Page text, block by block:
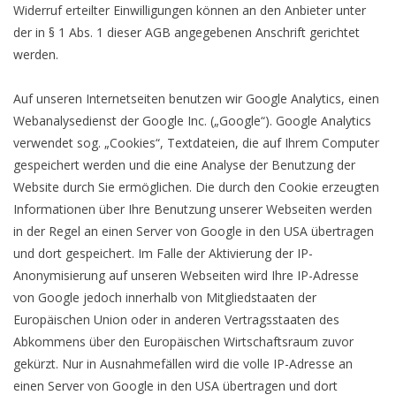
Widerruf erteilter Einwilligungen können an den Anbieter unter
der in § 1 Abs. 1 dieser AGB angegebenen Anschrift gerichtet
werden.
Auf unseren Internetseiten benutzen wir Google Analytics, einen
Webanalysedienst der Google Inc. („Google“). Google Analytics
verwendet sog. „Cookies“, Textdateien, die auf Ihrem Computer
gespeichert werden und die eine Analyse der Benutzung der
Website durch Sie ermöglichen. Die durch den Cookie erzeugten
Informationen über Ihre Benutzung unserer Webseiten werden
in der Regel an einen Server von Google in den USA übertragen
und dort gespeichert. Im Falle der Aktivierung der IP-
Anonymisierung auf unseren Webseiten wird Ihre IP-Adresse
von Google jedoch innerhalb von Mitgliedstaaten der
Europäischen Union oder in anderen Vertragsstaaten des
Abkommens über den Europäischen Wirtschaftsraum zuvor
gekürzt. Nur in Ausnahmefällen wird die volle IP-Adresse an
einen Server von Google in den USA übertragen und dort